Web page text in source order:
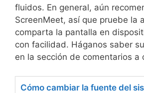
fluidos. En general, aún
ScreenMeet, así que pruebe la
comparta la pantalla en
con facilidad. Háganos saber
en la sección de comentarios a
Cómo cambiar la fuente del